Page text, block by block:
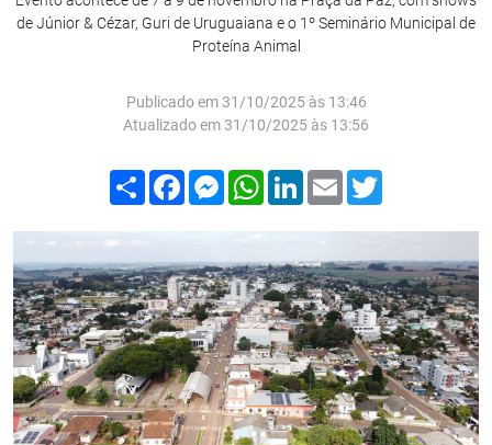
de Júnior & Cézar, Guri de Uruguaiana e o 1º Seminário Municipal de
Proteína Animal
Publicado em 31/10/2025 às 13:46
Atualizado em 31/10/2025 às 13:56
Compartilhar
FacebookMessenger
WhatsApp
LinkedIn
Email